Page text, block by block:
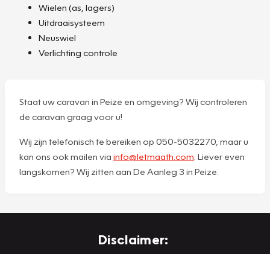
Wielen (as, lagers)
Uitdraaisysteem
Neuswiel
Verlichting controle
Staat uw caravan in Peize en omgeving? Wij controleren
de caravan graag voor u!
Wij zijn telefonisch te bereiken op 050-5032270, maar u
kan ons ook mailen via info@letmaath.com . Liever even
langskomen? Wij zitten aan De Aanleg 3 in Peize.
Disclaimer: